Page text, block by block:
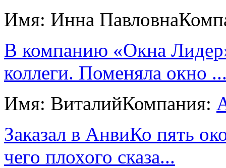
Имя: Инна Павловна
В компанию «Окна
коллеги. Поменяла окно
Имя: ВиталийКомпания:
Заказал в АнвиКо пять
чего плохого сказа...